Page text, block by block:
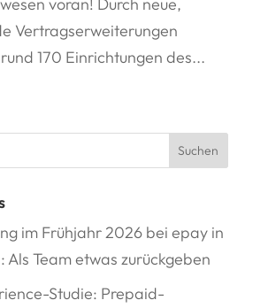
Vertragserweiterungen
170 Einrichtungen des...
im Frühjahr 2026 bei epay in
Als Team etwas zurückgeben
Studie: Prepaid-